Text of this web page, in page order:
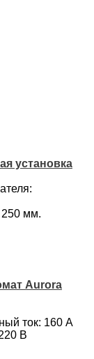
установка
250 мм.
Aurora
ток: 160 А
В